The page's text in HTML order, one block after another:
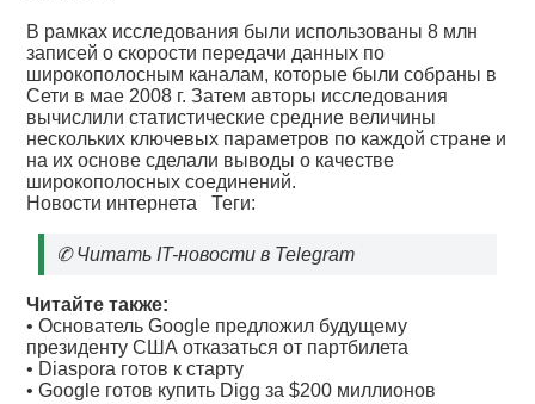
В рамках исследования были использованы 8 млн
записей о скорости передачи данных по
широкополосным каналам, которые были собраны в
Сети в мае 2008 г. Затем авторы исследования
вычислили статистические средние величины
нескольких ключевых параметров по каждой стране и
на их основе сделали выводы о качестве
широкополосных соединений.
Новости интернета Теги:
✆Читать IT-новости в Telegram
Читайте также:
•Основатель Google предложил будущему
президенту США отказаться от партбилета
• Diaspora готов к старту
•Google готов купить Digg за $200 миллионов